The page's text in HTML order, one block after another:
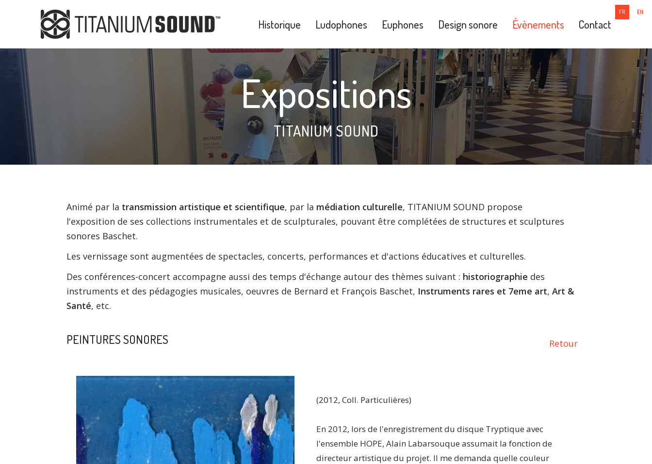
FR EN
Historique Ludophones Euphones Design sonore Évènements Contact
Expositions
TITANIUM SOUND
Animé par la transmission artistique et scientifique, par la médiation culturelle, TITANIUM SOUND propose
l'exposition de ses collections instrumentales et de sculpturales, pouvant être complétées de structures et sculptures
sonores Baschet.
Les vernissage sont augmentées de spectacles, concerts, performances et d'actions éducatives et culturelles.
Des conférences-concert accompagne aussi des temps d'échange autour des thèmes suivant : historiographie des
instruments et des pédagogies musicales, oeuvres de Bernard et François Baschet, Instruments rares et 7eme art, Art &
Santé, etc.
Retour
PEINTURES SONORES
(2012, Coll. Particulières)
En 2012, lors de l'enregistrement du disque Tryptique avec
l'ensemble HOPE, Alain Labarsouque assumait la fonction de
directeur artistique du projet. Il me demanda quelle couleur